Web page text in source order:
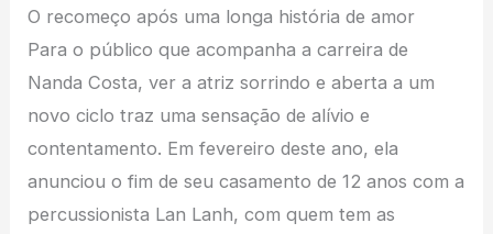
O recomeço após uma longa história de amor
Para o público que acompanha a carreira de
Nanda Costa, ver a atriz sorrindo e aberta a um
novo ciclo traz uma sensação de alívio e
contentamento. Em fevereiro deste ano, ela
anunciou o fim de seu casamento de 12 anos com a
percussionista Lan Lanh, com quem tem as